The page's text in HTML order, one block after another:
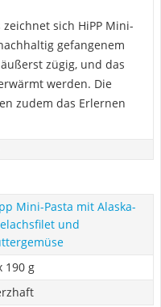
sich HiPP Mini-
gefangenem
zügig, und das
werden. Die
zudem das Erlernen
Mini-Pasta mit Alaska-
und
190 g